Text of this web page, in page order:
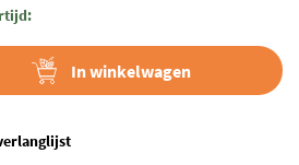
In winkelwagen